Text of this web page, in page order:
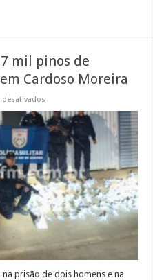
mil pinos de
Cardoso Moreira
apreende
mais
de
mil
pinos
de
cocaína
e
prende
dois
em
Cardoso
prisão de dois homens e na